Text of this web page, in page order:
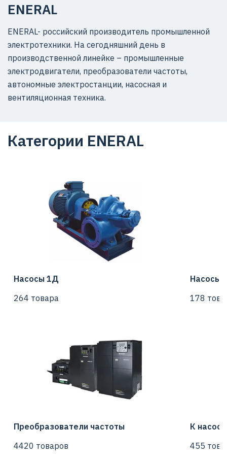
ENERAL
ENERAL- российский производитель промышленной
электротехники. На сегодняшний день в
производственной линейке – промышленные
электродвигатели, преобразователи частоты,
автономные электростанции, насосная и
вентиляционная техника.
Категории ENERAL
Преобразователи частоты
4420 товаров
Насосы 1Д
264 товара
К
455
Насосы
178